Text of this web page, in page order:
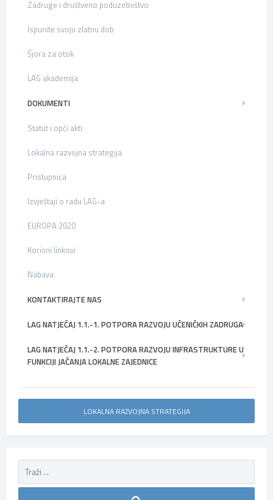
Zadruge i društveno poduzetništvo
Ispunite svoju zlatnu dob
Šjora za otok
LAG akademija
DOKUMENTI
Statut i opći akti
Lokalna razvojna strategija
Pristupnica
Izvještaji o radu LAG-a
EUROPA 2020
Korisni linkovi
Nabava
KONTAKTIRAJTE NAS
LAG NATJEČAJ 1.1.-1. POTPORA RAZVOJU UČENIČKIH ZADRUGA
LAG NATJEČAJ 1.1.-2. POTPORA RAZVOJU INFRASTRUKTURE U
FUNKCIJI JAČANJA LOKALNE ZAJEDNICE
LOKALNA RAZVOJNA STRATEGIJA